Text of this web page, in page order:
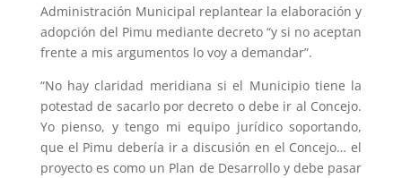
Administración Municipal replantear la elaboración y
adopción del Pimu mediante decreto “y si no aceptan
frente a mis argumentos lo voy a demandar”.
“No hay claridad meridiana si el Municipio tiene la
potestad de sacarlo por decreto o debe ir al Concejo.
Yo pienso, y tengo mi equipo jurídico soportando,
que el Pimu debería ir a discusión en el Concejo… el
proyecto es como un Plan de Desarrollo y debe pasar